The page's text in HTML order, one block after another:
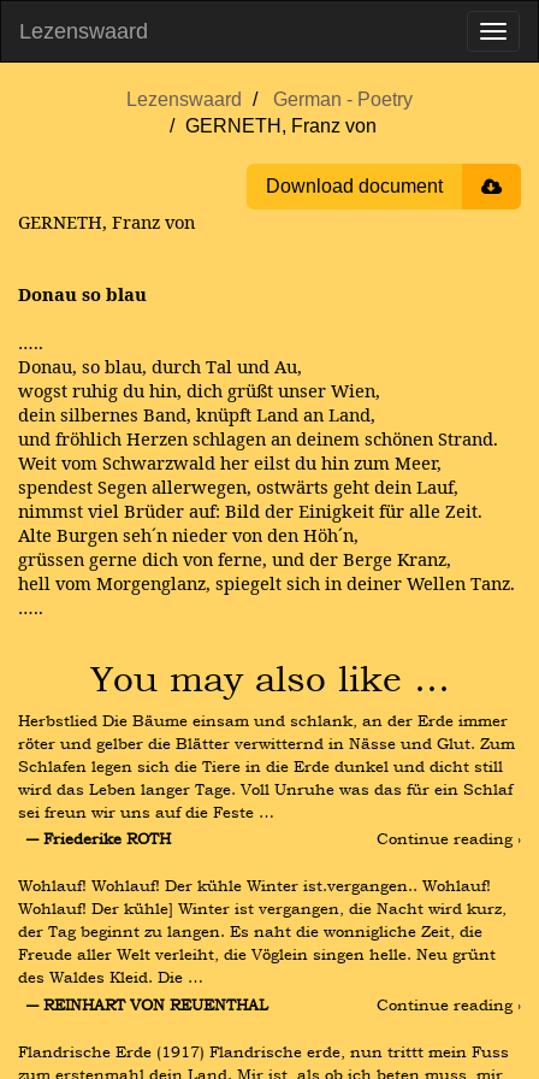
Lezenswaard
Lezenswaard
German - Poetry
GERNETH, Franz von
Download document
GERNETH, Franz von
Donau so blau
…..
Donau, so blau, durch Tal und Au,
wogst ruhig du hin, dich grüßt unser Wien,
dein silbernes Band, knüpft Land an Land,
und fröhlich Herzen schlagen an deinem schönen Strand.
Weit vom Schwarzwald her eilst du hin zum Meer,
spendest Segen allerwegen, ostwärts geht dein Lauf,
nimmst viel Brüder auf: Bild der Einigkeit für alle Zeit.
Alte Burgen seh´n nieder von den Höh´n,
grüssen gerne dich von ferne, und der Berge Kranz,
hell vom Morgenglanz, spiegelt sich in deiner Wellen Tanz.
…..
You may also like …
Herbstlied Die Bäume einsam und schlank, an der Erde immer
röter und gelber die Blätter verwitternd in Nässe und Glut. Zum
Schlafen legen sich die Tiere in die Erde dunkel und dicht still
wird das Leben langer Tage. Voll Unruhe was das für ein Schlaf
sei freun wir uns auf die Feste …
― Friederike ROTH
Continue reading ›
Wohlauf! Wohlauf! Der kühle Winter ist.vergangen.. Wohlauf!
Wohlauf! Der kühle] Winter ist vergangen, die Nacht wird kurz,
der Tag beginnt zu langen. Es naht die wonnigliche Zeit, die
Freude aller Welt verleiht, die Vöglein singen helle. Neu grünt
des Waldes Kleid. Die …
― REINHART VON REUENTHAL
Continue reading ›
Flandrische Erde (1917) Flandrische erde, nun trittt mein Fuss
zum erstenmahl dein Land. Mir ist, als ob ich beten muss, mir